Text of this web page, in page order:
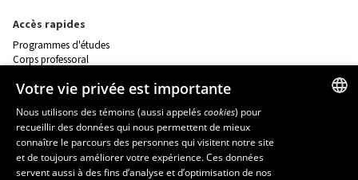
Accès rapides
Programmes d'études
Corps professoral
Foire aux questions
Ressources
monPortail
Votre vie privée est importante
Nous utilisons des témoins (aussi appeléscookies) pour
recueillir des données qui nous permettent de mieux
connaître le parcours des personnes qui visitent notre site
et de toujours améliorer votre expérience. Ces données
servent aussi à des fins d’analyse et d’optimisation de nos